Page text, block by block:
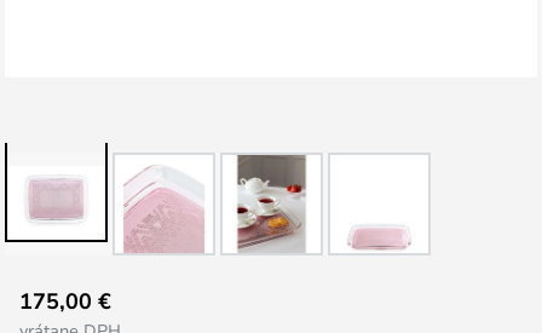
na175,00 €